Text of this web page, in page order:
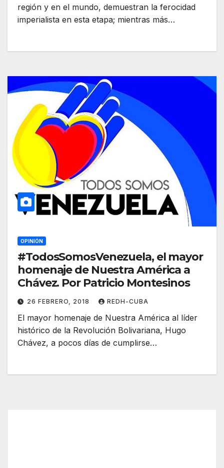
región y en el mundo, demuestran la ferocidad
imperialista en esta etapa; mientras más…
OPINIÓN
#TodosSomosVenezuela, el mayor
homenaje de Nuestra América a
Chávez. Por Patricio Montesinos
26 FEBRERO, 2018 REDH-CUBA
El mayor homenaje de Nuestra América al líder
histórico de la Revolución Bolivariana, Hugo
Chávez, a pocos días de cumplirse…